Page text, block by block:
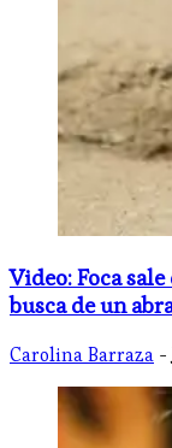
Video: Foca
busca de un
Carolina Barraza -